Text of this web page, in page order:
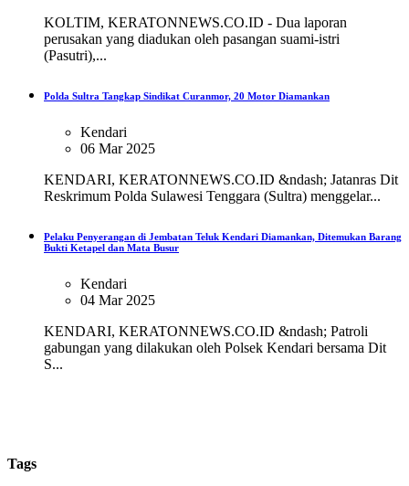
KOLTIM, KERATONNEWS.CO.ID - Dua laporan
perusakan yang diadukan oleh pasangan suami-istri
(Pasutri),...
Polda Sultra Tangkap Sindikat Curanmor, 20 Motor Diamankan
Kendari
06 Mar 2025
KENDARI, KERATONNEWS.CO.ID &ndash; Jatanras Dit
Reskrimum Polda Sulawesi Tenggara (Sultra) menggelar...
Pelaku Penyerangan di Jembatan Teluk Kendari Diamankan, Ditemukan Barang
Bukti Ketapel dan Mata Busur
Kendari
04 Mar 2025
KENDARI, KERATONNEWS.CO.ID &ndash; Patroli
gabungan yang dilakukan oleh Polsek Kendari bersama Dit
S...
Tags